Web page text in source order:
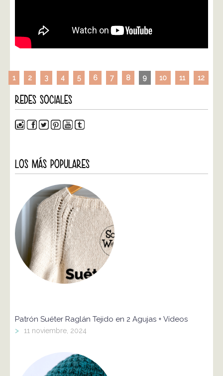
1 2 3 4 5 6 7 8 9 10 11 12
REDES SOCIALES
LOS MÁS POPULARES
Patrón Suéter Raglán Tejido en 2 Agujas + Vídeos
> 11 noviembre, 2024